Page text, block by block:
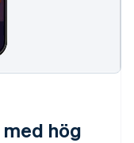
hög